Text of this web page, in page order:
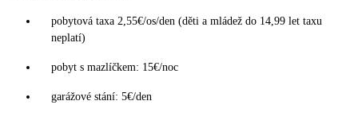
pobytová taxa 2,55€/os/den (děti a mládež do 14,99 let taxu
neplatí)
pobyt s mazlíčkem: 15€/noc
garážové stání: 5€/den